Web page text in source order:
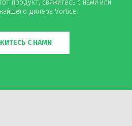
продукт, свяжитесь с нами или
дилера Vortice.
С НАМИ